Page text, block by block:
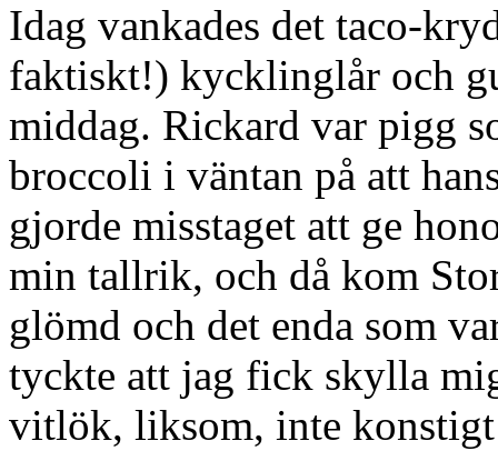
Idag vankades det taco-
faktiskt!) kycklinglår och
middag. Rickard var pigg
broccoli i väntan på att
gjorde misstaget att ge
min tallrik, och då kom
glömd och det enda som
tyckte att jag fick skylla
vitlök, liksom, inte